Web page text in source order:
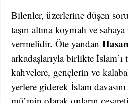
Bilenler, üzerlerine düşen
taşın altına koymalı ve
vermelidir. Öte yandan
arkadaşlarıyla birlikte İslam’ı
kahvelere, gençlerin ve
yerlere giderek İslam